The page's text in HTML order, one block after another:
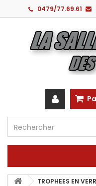
0479/77.69.61
TROPHEES EN